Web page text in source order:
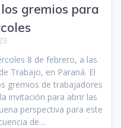
gremios para
8 de febrero, a las
Trabajo, en Paraná. El
gremios de trabajadores
invitación para abrir las
perspectiva para este
de…